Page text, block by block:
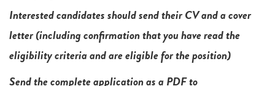
Interested candidates should send their CV and a cover
letter (including confirmation that you have read the
eligibility criteria and are eligible for the position)
Send the complete application as a PDF to